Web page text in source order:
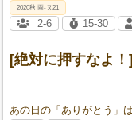
[絶対に押すなよ！]
2020秋 両-ヌ21
2-6 15-30